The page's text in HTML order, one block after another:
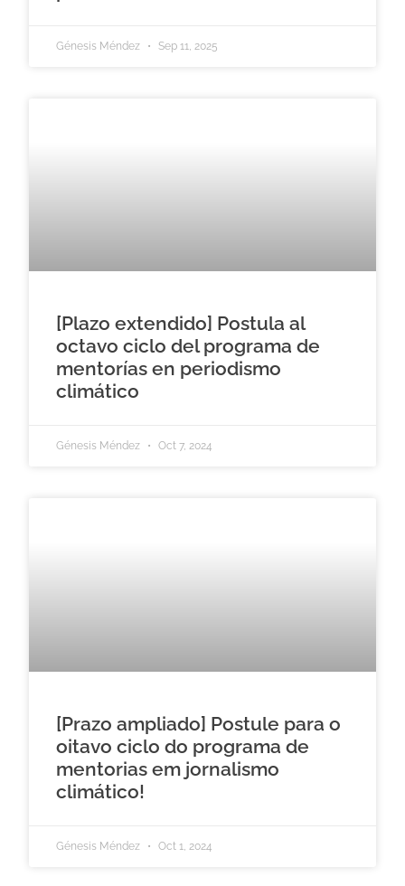
Génesis Méndez Sep 11, 2025
[Plazo extendido] Postula al
octavo ciclo del programa de
mentorías en periodismo
climático
Génesis Méndez Oct 7, 2024
[Prazo ampliado] Postule para o
oitavo ciclo do programa de
mentorias em jornalismo
climático!
Génesis Méndez Oct 1, 2024